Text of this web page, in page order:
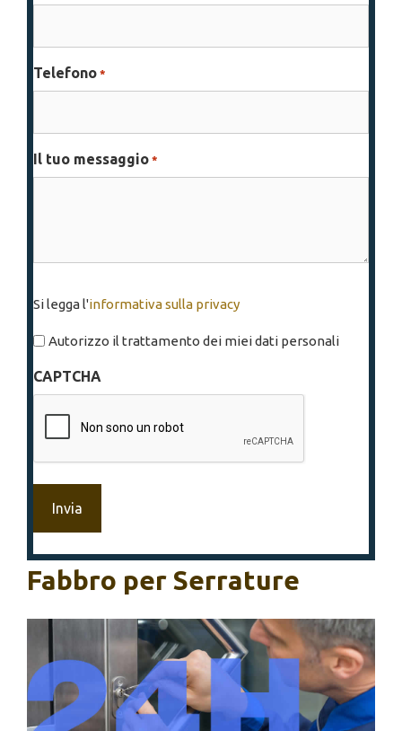
Telefono *
Il tuo messaggio *
legga
l'informativa
privacy
Si legga l'informativa sulla privacy
Autorizzo il trattamento dei miei dati personali
CAPTCHA
Fabbro per Serrature